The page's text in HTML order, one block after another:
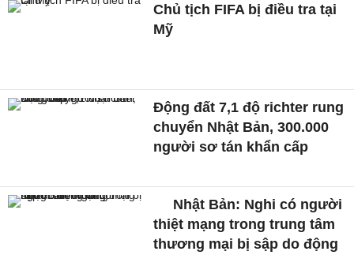
Chủ tịch FIFA bị điều tra tại
Mỹ
Động đất 7,1 độ richter rung
chuyển Nhật Bản, 300.000
người sơ tán khẩn cấp
Nhật Bản: Nghi có người
thiệt mạng trong trung tâm
thương mại bị sập do động